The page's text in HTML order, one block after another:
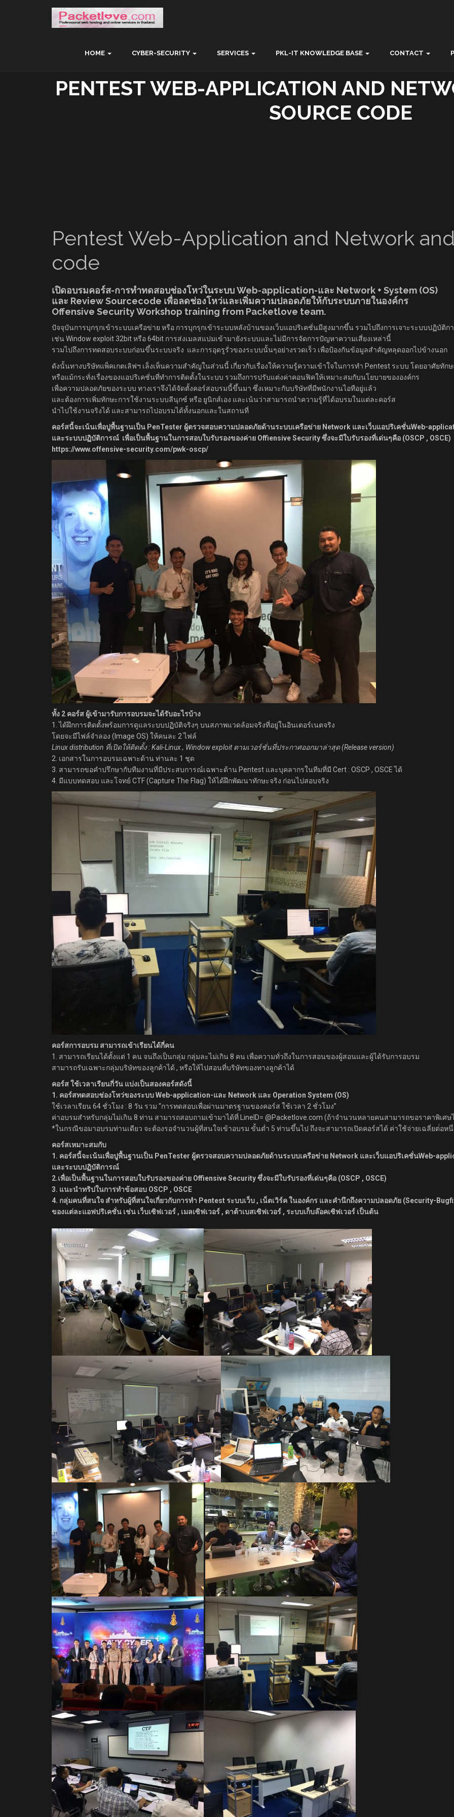
HOME CYBER-SECURITY SERVICES PKL-IT KNOWLEDGE BASE CONTACT
PENTEST WEB-APPLICATION AND
SOURCE CODE
Pentest Web-Application and Network
code
เปิดอบรมคอร์ส-การทำทดสอบช่องโหว่ในระบบ Web-application-และ Network + System (OS)
และ Review Sourcecode เพื่อลดช่องโหว่และเพิ่มความปลอดภัยให้กับระบบภายในองค์กร
Offensive Security Workshop training from Packetlove team.
ปัจจุบันการบุกรุกเข้าระบบเครือข่าย หรือ การบุกรุกเข้าระบบหลังบ้านของเว็บแอปริเคชั่นมีสูงมากขึ้น รวมไปถึงการเจาะระบบปฏิบัติก
เช่น Window exploit 32bit หรือ 64bit การส่งเมลสแปมเข้ามายังระบบและไม่มีการจัดการปัญหาความเสี่ยงเหล่านี้
รวมไปถึงการทดสอบระบบก่อนขึ้นระบบจริง และการอุดรูรั่วของระบบนั้นๆอย่างรวดเร็ว เพื่อป้องกันข้อมูลสำคัญหลุดออกไปข้างนอก
ดังนั้นทางบริษัทแพ็คเกตเลิฟฯ เล็งเห็นความสำคัญในส่วนนี้ เกี่ยวกับเรื่องให้ความรู้ความเข้าใจในการทำ Pentest ระบบ โดยอาศัยทัก
หรือแม้กระทั่งเรื่องของแอปริเคชั่นที่ทำการติดตั้งในระบบ รวมถึงการปรับแต่งค่าคอนฟิคให้เหมาะสมกับนโยบายขององค์กร
เพื่อความปลอดภัยของระบบ ทางเราจึงได้จัดตั้งคอร์สอบรมนี้ขึ้นมา ซึ่งเหมาะกับบริษัทที่มีพนักงานไอทีอยู่แล้ว
และต้องการเพิ่มทักษะการใช้งานระบบลีนุกซ์ หรือ ยูนิกส์เอง และเน้นว่าสามารถนำความรู้ที่ได้อบรมในแต่ละคอร์ส
นำไปใช้งานจริงได้ และสามารถไปอบรมได้ทั้งนอกและในสถานที่
คอร์สนี้จะเน้นเพื่อปูพื้นฐานเป็น PenTester ผู้ตรวจสอบความปลอดภัยด้านระบบเครือข่าย Network และเว็บแอปริเคชั่นWeb-
และระบบปฏิบัติการณ์ เพื่อเป็นพื้นฐานในการสอบใบรับรองของค่าย Offiensive Security ซึ่งจะมีใบรับรองที่เด่นๆคือ (OSCP , OSCE)
https://www.offensive-security.com/pwk-oscp/
ทั้ง 2 คอร์ส ผู้เข้ามารับการอบรมจะได้รับอะไรบ้าง
1. ได้ฝึกการติดตั้งพร้อมการดูแลระบบปฏิบัติจริงๆ บนสภาพแวดล้อมจริงที่อยู่ในอินเตอร์เนตจริง
โดยจะมีไฟล์จำลอง (Image OS) ให้คนละ 2 ไฟล์
Linux distribution ที่เปิดให้ติดตั้ง : Kali-Linux , Window exploit ตามเวอร์ชั่นที่ประกาศออกมาล่าสุด (Release version)
2. เอกสารในการอบรมเฉพาะด้าน ท่านละ 1 ชุด
3. สามารถขอคำปรึกษากับทีมงานที่มีประสบการณ์เฉพาะด้าน Pentest และบุคลากรในทีมที่มี Cert : OSCP , OSCE ได้
4. มีแบบทดสอบ และโจทย์ CTF (Capture The Flag) ให้ได้ฝึกพัฒนาทักษะจริง ก่อนไปสอบจริง
คอร์สการอบรม สามารถเข้าเรียนได้กี่คน
1. สามารถเรียนได้ตั้งแต่ 1 คน จนถึงเป็นกลุ่ม กลุ่มละไม่เกิน 8 คน เพื่อความทั่วถึงในการสอนของผู้สอนและผู้ได้รับการอบรม
สามารถรับเฉพาะกลุ่มบริษัทของลูกค้าได้ , หรือให้ไปสอนที่บริษัทของทางลูกค้าได้
คอร์ส ใช้เวลาเรียนกี่วัน แบ่งเป็นสองคอร์สดังนี้
1. คอร์สทดสอบช่องโหว่ของระบบWeb-application-และ Network และ Operation System (OS)
ใช้เวลาเรียน 64 ชั่วโมง : 8 วัน รวม “การทดสอบเพื่อผ่านมาตรฐานของคอร์ส ใช้เวลา 2 ชั่วโมง”
ค่าอบรมสำหรับกลุ่มไม่เกิน 8 ท่าน สามารถสอบถามเข้ามาได้ที่ LineID= @Packetlove.com (ถ้าจำนวนหลายคนสามารถขอราคาพิเศษ
*ในกรณีขอมาอบรมท่านเดียว จะต้องรอจำนวนผู้ที่สนใจเข้าอบรม ขั้นต่ำ 5 ท่านขึ้นไป ถึงจะสามารถเปิดคอร์สได้ ค่าใช้จ่ายเฉลี่ยต่่อห
คอร์สเหมาะสมกับ
1. คอร์สนี้จะเน้นเพื่อปูพื้นฐานเป็น PenTester ผู้ตรวจสอบความปลอดภัยด้านระบบเครือข่าย Network และเว็บแอปริเคชั่นWeb-
และระบบปฏิบัติการณ์
2.เพื่อเป็นพื้นฐานในการสอบใบรับรองของค่าย Offiensive Security ซึ่งจะมีใบรับรองที่เด่นๆคือ (OSCP , OSCE)
3. แนะนำทริปในการทำข้อสอบ OSCP , OSCE
4. กลุ่มคนที่สนใจ สำหรับผู้ที่สนใจเกี่ยวกับการทำ Pentest ระบบเว็บ , เน็ตเวิร์ค ในองค์กร และคำนึกถึงความปลอดภัย (Security-
ของแต่ละแอฟปริเคชั่น เช่น เว็บเซิฟเวอร์ , เมลเซิฟเวอร์ , ดาต้าเบสเซิฟเวอร์ , ระบบเก็บล๊อคเซิฟเวอร์ เป็นต้น